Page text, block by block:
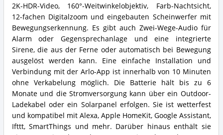
2K-HDR-Video, 160°-Weitwinkelobjektiv, Farb-Nachtsicht,
12-fachen Digitalzoom und eingebauten Scheinwerfer mit
Bewegungserkennung. Es gibt auch Zwei-Wege-Audio für
Alarm oder Gegensprechanlage und eine integrierte
Sirene, die aus der Ferne oder automatisch bei Bewegung
ausgelöst werden kann. Eine einfache Installation und
Verbindung mit der Arlo-App ist innerhalb von 10 Minuten
ohne Verkabelung möglich. Die Batterie hält bis zu 6
Monate und die Stromversorgung kann über ein Outdoor-
Ladekabel oder ein Solarpanel erfolgen. Sie ist wetterfest
und kompatibel mit Alexa, Apple HomeKit, Google Assistant,
Ifttt, SmartThings und mehr. Darüber hinaus enthält sie